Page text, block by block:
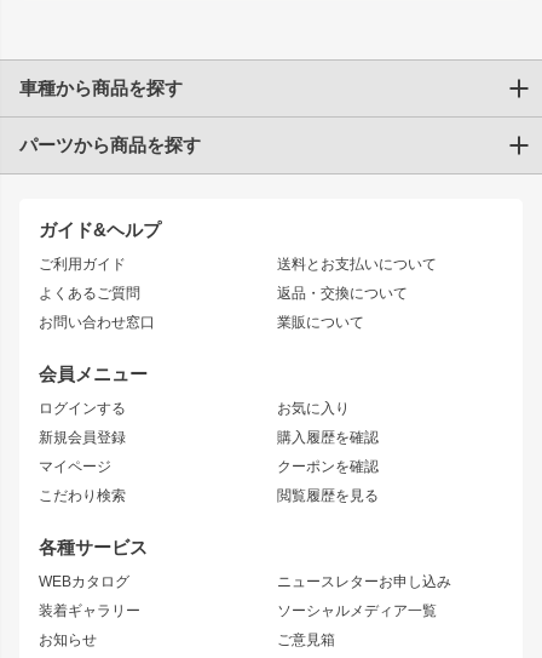
ガイド&ヘルプ
ご利用ガイド
よくあるご質問
お問い合わせ窓口
送料とお支払いについて
返品・交換について
業販について
会員メニュー
ログインする
新規会員登録
マイページ
こだわり検索
お気に入り
購入履歴を確認
クーポンを確認
閲覧履歴を見る
各種サービス
WEBカタログ
装着ギャラリー
お知らせ
ニュースレターお申し込み
ソーシャルメディア一覧
ご意見箱
車種から商品を探す
トヨタ
JZX90 CHASER
JZX110 MARK II
JZX100 MARK II
JZX90 MARK II
トレノ
マークX
アリスト
ソアラ
アルテッツァ
ニッサン
S15 シルビア
S14 シルビア 後期
S13 シルビア
180SX
シルエイティ
ワンビア
ローレル
セフィーロ
キャラバン
パーツから商品を探す
エアロシリーズ
ドリフトライン
風神
雷神
レーシングライン
アタックライン
ストリームライン
リアウイング
ジムニーパーツ
ホイール